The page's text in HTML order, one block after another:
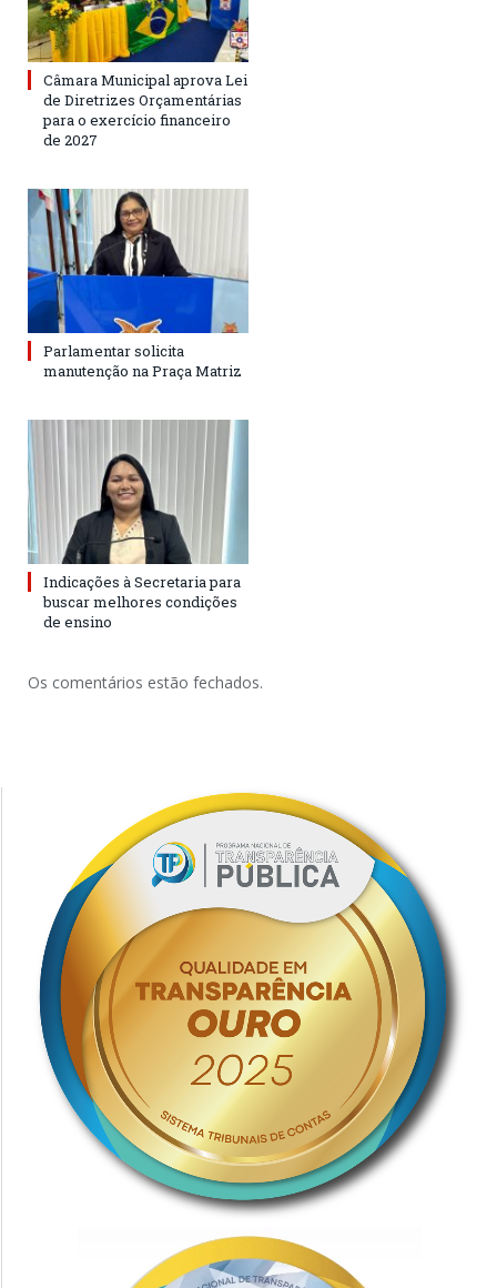
Câmara Municipal aprova Lei
de Diretrizes Orçamentárias
para o exercício financeiro
de 2027
Parlamentar solicita
manutenção na Praça Matriz
Indicações à Secretaria para
buscar melhores condições
de ensino
Os comentários estão fechados.